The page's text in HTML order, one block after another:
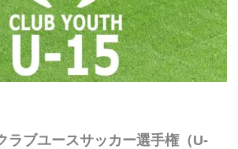
ラブユースサッカー選手権（U-